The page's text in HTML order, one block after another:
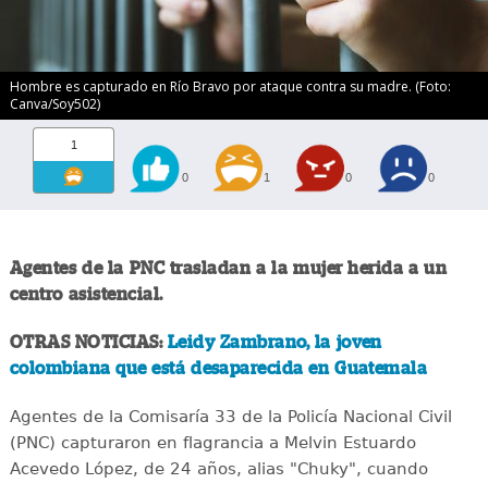
Hombre es capturado en Río Bravo por ataque contra su madre. (Foto:
Canva/Soy502)
1
0 1 0 0
Agentes de la PNC trasladan a la mujer herida a un
centro asistencial.
OTRAS NOTICIAS: Leidy Zambrano, la joven
colombiana que está desaparecida en Guatemala
Agentes de la Comisaría 33 de la Policía Nacional Civil
(PNC) capturaron en flagrancia a Melvin Estuardo
Acevedo López, de 24 años, alias "Chuky", cuando